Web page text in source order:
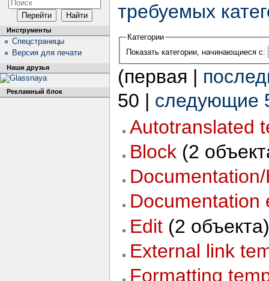
требуемых
Категории
Показать категории, начинающиеся с:
(первая |
50 | следующие
Autotranslated
Block (2
Documentation
Edit‏‎ (2 объекта)
External link
Formatting
Инструменты
Спецстраницы
Версия для печати
Наши друзья
Рекламный блок